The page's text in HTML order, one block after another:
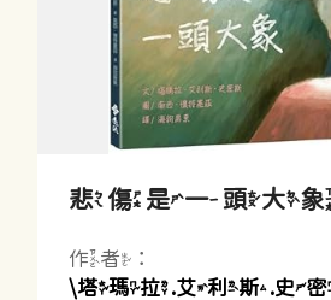
悲傷是一頭大
作者：
\塔瑪拉.艾利斯.史密